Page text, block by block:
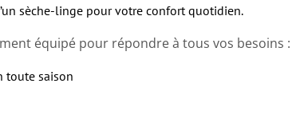
sèche-linge pour votre confort quotidien.
équipé pour répondre à tous vos besoins :
toute saison